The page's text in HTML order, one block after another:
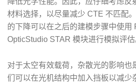
材料选择，以尽量减少 CTE 不匹配
的下降可以在之后的建模步骤中使用
OpticStudio STAR 模块进行模拟评估
对于太空有效载荷，杂散光的影响也
们可以在光机结构中加入挡板以减少